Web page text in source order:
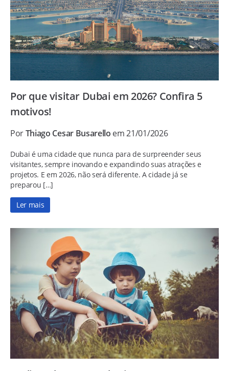
Por que visitar Dubai em 2026? Confira 5
motivos!
PorThiago Cesar Busarello em 21/01/2026
Dubai é uma cidade que nunca para de surpreender seus
visitantes, sempre inovando e expandindo suas atrações e
projetos. E em 2026, não será diferente. A cidade já se
preparou […]
Ler mais